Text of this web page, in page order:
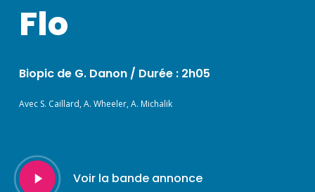
Flo
Biopic de G. Danon / Durée : 2h05
Avec S. Caillard, A. Wheeler, A. Michalik
Play
Video
Voir la bande annonce